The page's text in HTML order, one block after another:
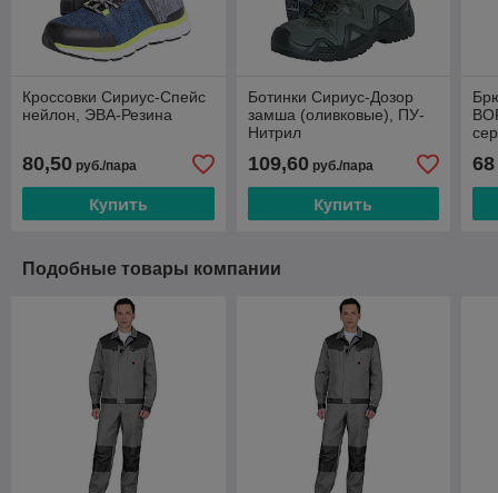
Кроссовки Сириус-Спейс
нейлон, ЭВА-Резина
80,50 руб./пара
Купить
Ботинки Сириус-Дозор
замша (оливковые), ПУ-
Нитрил
109,60руб./пара
Купить
68
Подобные товары компании